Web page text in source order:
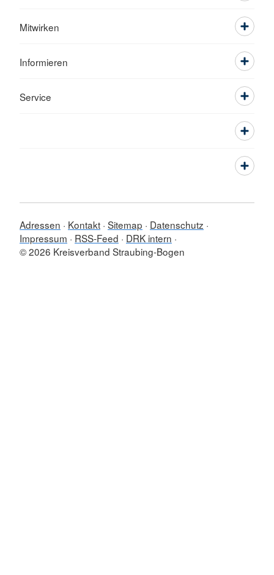
Mitwirken
Informieren
Service
Adressen Kontakt Sitemap
Datenschutz
Impressum
RSS-Feed
DRK intern
© 2026 Kreisverband Straubing-Bogen